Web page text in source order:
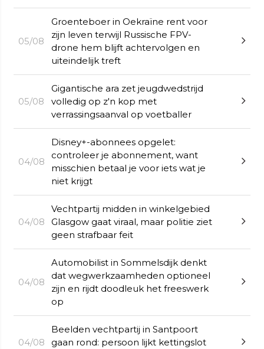
05/08
Groenteboer in Oekraïne rent voor
zijn leven terwijl Russische FPV-
drone hem blijft achtervolgen en
uiteindelijk treft
05/08
Gigantische ara zet jeugdwedstrijd
volledig op z'n kop met
verrassingsaanval op voetballer
04/08
Disney+-abonnees opgelet:
controleer je abonnement, want
misschien betaal je voor iets wat je
niet krijgt
04/08
Vechtpartij midden in winkelgebied
Glasgow gaat viraal, maar politie ziet
geen strafbaar feit
04/08
Automobilist in Sommelsdijk denkt
dat wegwerkzaamheden optioneel
zijn en rijdt doodleuk het freeswerk
op
04/08
Beelden vechtpartij in Santpoort
gaan rond: persoon lijkt kettingslot